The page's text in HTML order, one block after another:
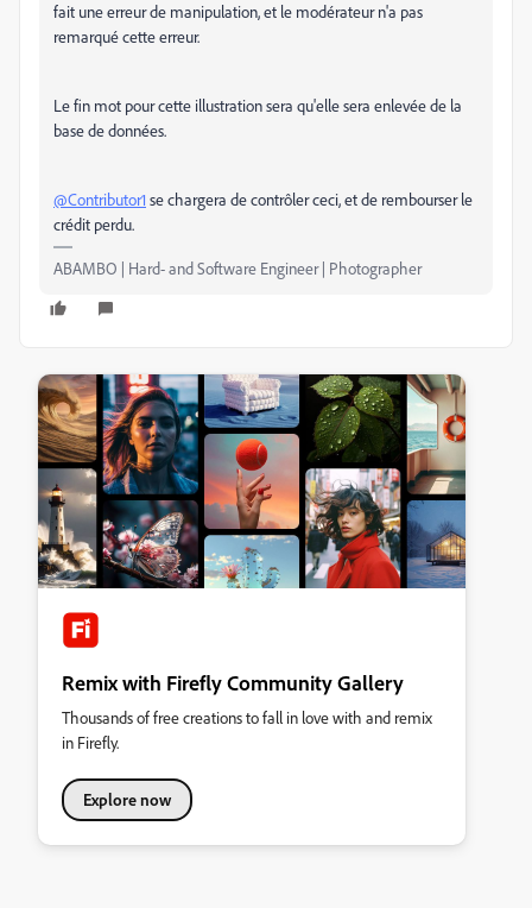
fait une erreur de manipulation, et le modérateur n'a pas
remarqué cette erreur.
Le fin mot pour cette illustration sera qu'elle sera enlevée de la
base de données.
@Contributor1 se chargera de contrôler ceci, et de rembourser le
crédit perdu.
ABAMBO | Hard- and Software Engineer | Photographer
Remix with Firefly Community Gallery
Thousands of free creations to fall in love with and remix
in Firefly.
Explore now